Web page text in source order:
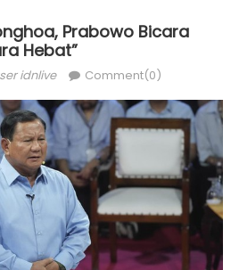
Prabowo Bicara
Hebat”
idnlive Comment(0)